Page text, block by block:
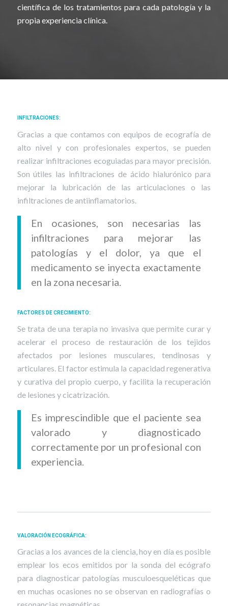
científica de los tratamientos para cada patología y la
propia experiencia clínica.
INFILTRACIONES:
Gracias a que contamos con equipos de ecografía de
alto nivel y con profesionales expertos, se pueden
realizar infiltraciones ecoguiadas para mayor precisión.
Son útiles las infiltraciones de ácido hialurónico para
mejorar la lubricación de las articulaciones o las
infiltraciones de antiinflamatorios.
En ocasiones, son necesarias las
infiltraciones para mejorar las
patologías y el dolor, ya que el
medicamento se inyecta exactamente
en la zona necesaria.
FACTORES DE CRECIMIENTO:
Se trata de una terapia no invasiva que permite curar y
acelerar el proceso de restauración de los tejidos
afectados por lesiones musculares, tendinosas y
articulares. El factor estimula la capacidad regenerativa
y curativa del propio cuerpo, y facilita la recuperación
de lesiones y cicatrización.
Es imprescindible que el paciente sea
valorado y diagnosticado
correctamente por un profesional con
experiencia.
VALORACIÓN ECOGRÁFICA:
Gracias a los avances de la ciencia, hoy en día es posible
emplear los ecos emitidos por la sonda del ecógrafo
para diagnosticar patologías musculoesqueléticas que
en muchas ocasiones no se observan en radiografías o